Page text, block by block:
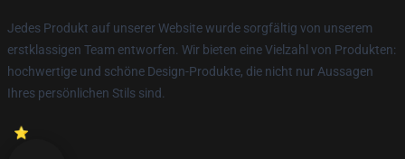
Jedes Produkt auf unserer Website wurde sorgfältig von unserem
erstklassigen Team entworfen. Wir bieten eine Vielzahl von Produkten:
hochwertige und schöne Design-Produkte, die nicht nur Aussagen
Ihres persönlichen Stils sind.